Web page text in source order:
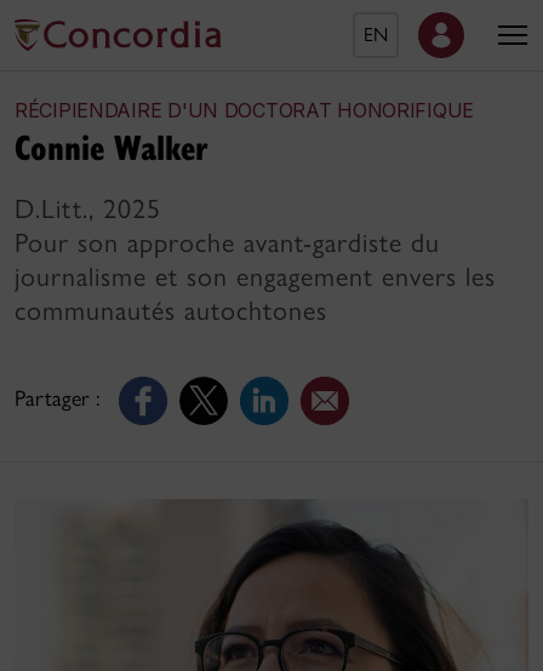
EN
RÉCIPIENDAIRE D'UN DOCTORAT HONORIFIQUE
Partager :
Connie Walker
D.Litt., 2025
Pour son approche avant-gardiste du
journalisme et son engagement envers les
communautés autochtones